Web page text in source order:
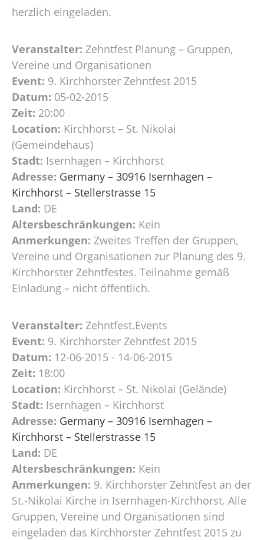
herzlich eingeladen.
Veranstalter: Zehntfest Planung – Gruppen,
Vereine und Organisationen
Event: 9. Kirchhorster Zehntfest 2015
Datum: 05-02-2015
Zeit: 20:00
Location: Kirchhorst – St. Nikolai
(Gemeindehaus)
Stadt: Isernhagen – Kirchhorst
Adresse: Germany – 30916 Isernhagen –
Kirchhorst – Stellerstrasse 15
Land: DE
Altersbeschränkungen: Kein
Anmerkungen: Zweites Treffen der Gruppen,
Vereine und Organisationen zur Planung des 9.
Kirchhorster Zehntfestes. Teilnahme gemäß
EInladung – nicht öffentlich.
Veranstalter: Zehntfest.Events
Event: 9. Kirchhorster Zehntfest 2015
Datum: 12-06-2015 - 14-06-2015
Zeit: 18:00
Location: Kirchhorst – St. Nikolai (Gelände)
Stadt: Isernhagen – Kirchhorst
Adresse: Germany – 30916 Isernhagen –
Kirchhorst – Stellerstrasse 15
Land: DE
Altersbeschränkungen: Kein
Anmerkungen: 9. Kirchhorster Zehntfest an der
St.-Nikolai Kirche in Isernhagen-Kirchhorst. Alle
Gruppen, Vereine und Organisationen sind
eingeladen das Kirchhorster Zehntfest 2015 zu